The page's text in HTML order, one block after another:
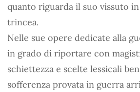
quanto riguarda il suo vissuto
trincea.
Nelle sue opere dedicate alla
in grado di riportare con
schiettezza e scelte lessicali
sofferenza provata in guerra